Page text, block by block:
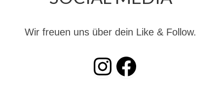
Kommandowagen KdoW
24.03.17 Übergabe ELW
Wir freuen uns über dein Like & Follow.
INSTAGRAM Facebook